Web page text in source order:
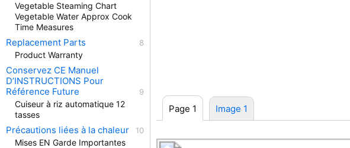
Page 1 Image 1
Vegetable Steaming Chart
Vegetable Water Approx Cook
Time Measures
Replacement Parts
Product Warranty
Conservez CE Manuel
D’INSTRUCTIONS Pour
Référence Future
Cuiseur à riz automatique 12
tasses
Précautions liées à la chaleur
Mises EN Garde Importantes